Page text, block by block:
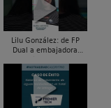
Lilu González: de FP
Dual a embajadora
| Mecatrónica Industrial